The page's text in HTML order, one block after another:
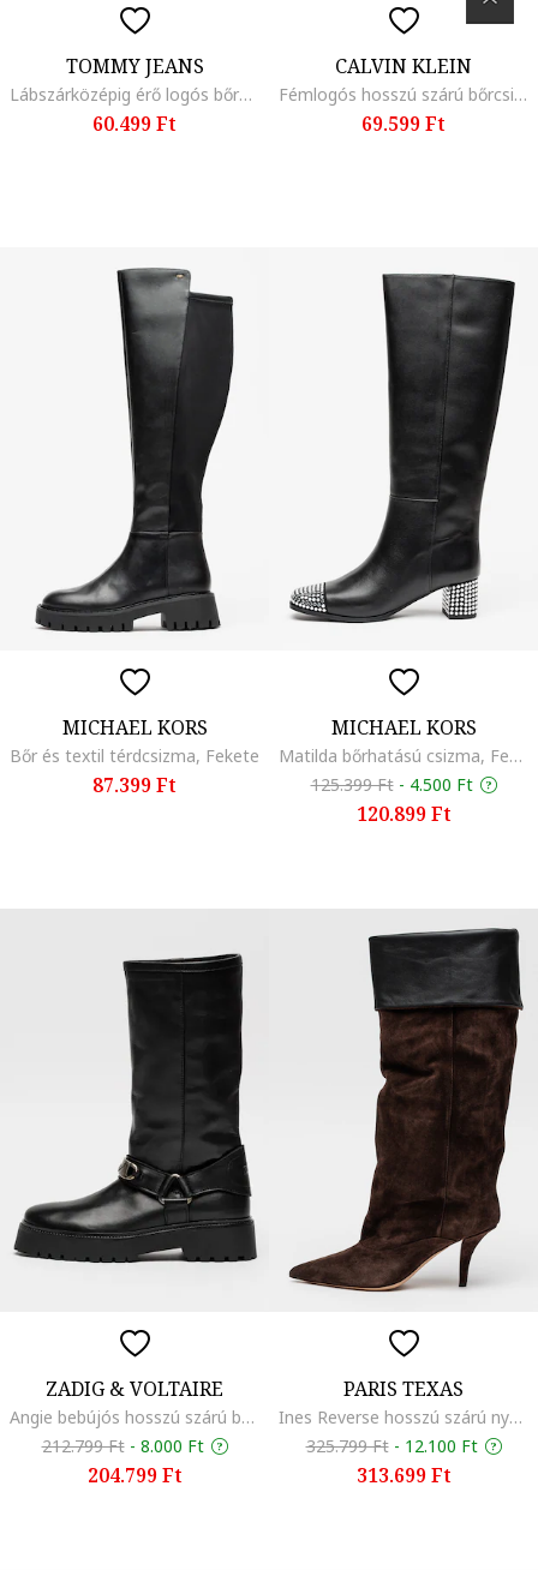
TOMMY JEANS
Lábszárközépig érő logós bőrcsizma, Fekete
60.499 Ft
CALVIN KLEIN
Fémlogós hosszú szárú bőrcsizma, Fekete
69.599 Ft
MICHAEL KORS
Bőr és textil térdcsizma, Fekete
87.399 Ft
MICHAEL KORS
Matilda bőrhatású csizma, Fekete
125.399 Ft - 4.500 Ft
120.899 Ft
ZADIG & VOLTAIRE
Angie bebújós hosszú szárú bőrcsizma, Fekete
212.799 Ft - 8.000 Ft
204.799 Ft
PARIS TEXAS
Ines Reverse hosszú szárú nyersbőr csizma, Sötétbarna
325.799 Ft - 12.100 Ft
313.699 Ft